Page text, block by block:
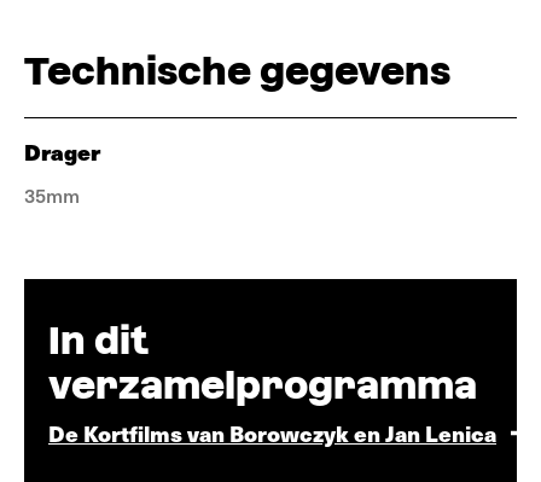
Technische gegevens
Drager
35mm
In dit
verzamelprogramma
De Kortfilms van Borowczyk en Jan Lenica